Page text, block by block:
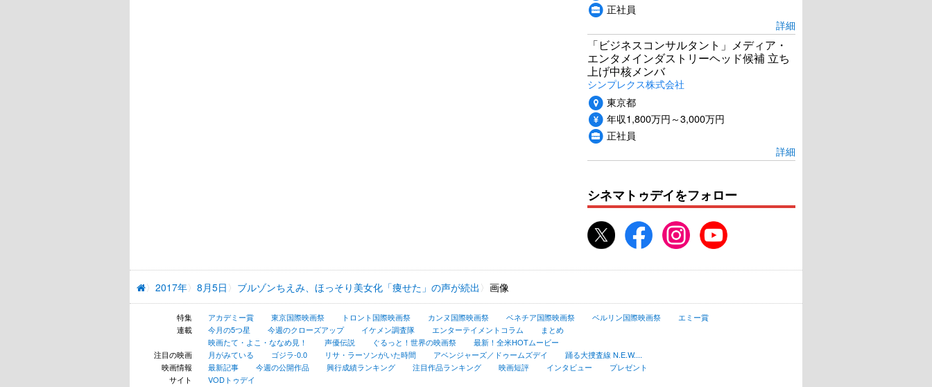
正社員
詳細
「ビジネスコンサルタント」メディア・
エンタメインダストリーヘッド候補 立ち
上げ中核メンバ
シンプレクス株式会社
東京都
年収1,800万円～3,000万円
正社員
詳細
シネマトゥデイをフォロー
2017年 8月5日 ブルゾンちえみ、ほっそり美女化「痩せた」の声が続出 画像
特集 アカデミー賞 東京国際映画祭 トロント国際映画祭 カンヌ国際映画祭 ベネチア国際映画祭 ベルリン国際映画祭
エミー賞
連載
今月の5つ星 今週のクローズアップ イケメン調査隊 エンターテイメントコラム
まとめ
映画たて・よこ・ななめ見！
声優伝説 ぐるっと！世界の映画祭
最新！全米HOTムービー
注目の映画
月がみている ゴジラ-0.0 リサ・ラーソンがいた時間 アベンジャーズ／ドゥームズデイ
踊る大捜査線 N.E.W....
映画情報
最新記事 今週の公開作品 興行成績ランキング 注目作品ランキング 映画短評 インタビュー
プレゼント
サイト
VODトゥデイ